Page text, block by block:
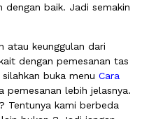
dengan baik. Jadi semakin
atau keunggulan dari
dengan pemesanan tas
buka menu Cara
pemesanan lebih jelasnya.
Tentunya kami berbeda